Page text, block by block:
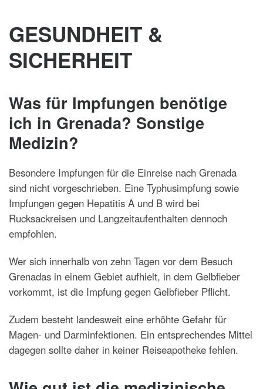
GESUNDHEIT &
SICHERHEIT
Was für Impfungen benötige
ich in Grenada? Sonstige
Medizin?
Besondere Impfungen für die Einreise nach Grenada
sind nicht vorgeschrieben. Eine Typhusimpfung sowie
Impfungen gegen Hepatitis A und B wird bei
Rucksackreisen und Langzeitaufenthalten dennoch
empfohlen.
Wer sich innerhalb von zehn Tagen vor dem Besuch
Grenadas in einem Gebiet aufhielt, in dem Gelbfieber
vorkommt, ist die Impfung gegen Gelbfieber Pflicht.
Zudem besteht landesweit eine erhöhte Gefahr für
Magen- und Darminfektionen. Ein entsprechendes Mittel
dagegen sollte daher in keiner Reiseapotheke fehlen.